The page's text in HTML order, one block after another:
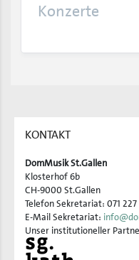
Konzerte
KONTAKT
DomMusik St.Gallen
Klosterhof 6b
CH-9000 St.Gallen
Telefon Sekretariat: 071 227
E-Mail Sekretariat:
Unser institutioneller